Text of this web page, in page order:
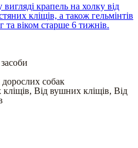
крапель на холку від
кліщів, а також гельмінтів
та віком старше 6 тижнів.
собак
, Від вушних кліщів, Від